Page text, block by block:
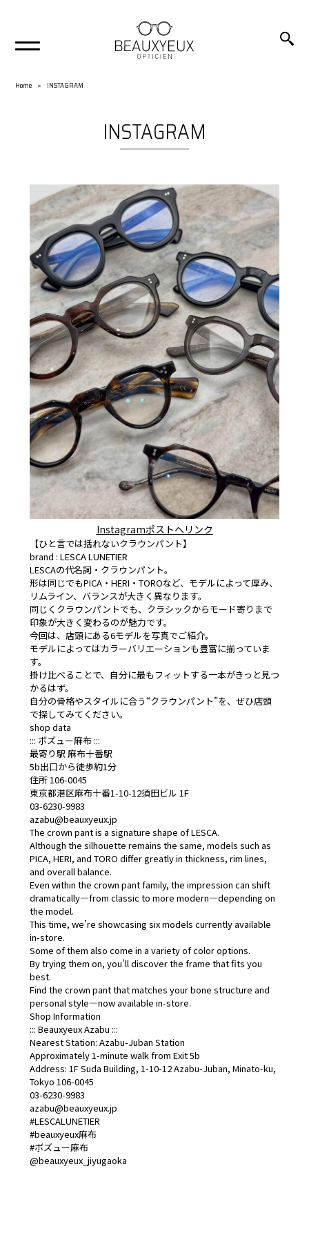
Home INSTAGRAM
INSTAGRAM
Instagramポストへリンク
【ひと言では括れないクラウンパント】
brand : LESCA LUNETIER
LESCAの代名詞・クラウンパント。
形は同じでもPICA・HERI・TOROなど、モデルによって厚み、
リムライン、バランスが大きく異なります。
同じくクラウンパントでも、クラシックからモード寄りまで
印象が大きく変わるのが魅力です。
今回は、店頭にある6モデルを写真でご紹介。
モデルによってはカラーバリエーションも豊富に揃っていま
す。
掛け比べることで、自分に最もフィットする一本がきっと見つ
かるはず。
自分の骨格やスタイルに合う“クラウンパント”を、ぜひ店頭
で探してみてください。
shop data
::: ボズュー麻布 :::
最寄り駅 麻布十番駅
5b出口から徒歩約1分
住所 106-0045
東京都港区麻布十番1-10-12須田ビル 1F
03-6230-9983
azabu@beauxyeux.jp
The crown pant is a signature shape of LESCA.
Although the silhouette remains the same, models such as
PICA, HERI, and TORO differ greatly in thickness, rim lines,
and overall balance.
Even within the crown pant family, the impression can shift
dramatically—from classic to more modern—depending on
the model.
This time, we’re showcasing six models currently available
in-store.
Some of them also come in a variety of color options.
By trying them on, you’ll discover the frame that fits you
best.
Find the crown pant that matches your bone structure and
personal style—now available in-store.
Shop Information
::: Beauxyeux Azabu :::
Nearest Station: Azabu-Juban Station
Approximately 1-minute walk from Exit 5b
Address: 1F Suda Building, 1-10-12 Azabu-Juban, Minato-ku,
Tokyo 106-0045
03-6230-9983
azabu@beauxyeux.jp
#LESCALUNETIER
#beauxyeux麻布
#ボズュー麻布
@beauxyeux_jiyugaoka